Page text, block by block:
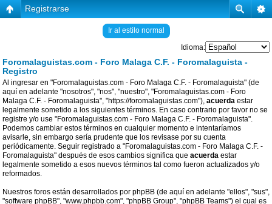
Registrarse
Ir al estilo normal
Idioma:
Foromalaguistas.com - Foro Malaga C.F. - Foromalaguista -
Registro
Al ingresar en "Foromalaguistas.com - Foro Malaga C.F. - Foromalaguista" (de
aquí en adelante "nosotros", "nos", "nuestro", "Foromalaguistas.com - Foro
Malaga C.F. - Foromalaguista", "https://foromalaguistas.com"), acuerda estar
legalmente sometido a los siguientes términos. En caso contrario por favor no se
registre y/o use "Foromalaguistas.com - Foro Malaga C.F. - Foromalaguista".
Podemos cambiar estos términos en cualquier momento e intentaríamos
avisarle, sin embargo sería prudente que los revisase por su cuenta
periódicamente. Seguir registrado a "Foromalaguistas.com - Foro Malaga C.F. -
Foromalaguista" después de esos cambios significa que acuerda estar
legalmente sometido a esos nuevos términos tal como fueron actualizados y/o
reformados.
Nuestros foros están desarrollados por phpBB (de aquí en adelante "ellos", "sus",
"software phpBB", "www.phpbb.com", "phpBB Group", "phpBB Teams") el cual es